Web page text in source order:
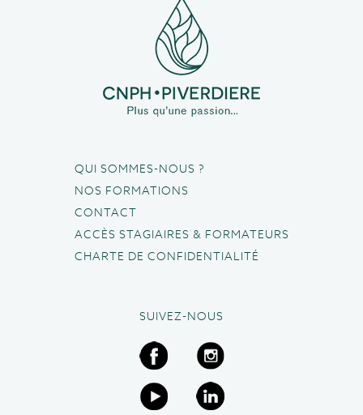
QUI SOMMES-NOUS ?
NOS FORMATIONS
CONTACT
ACCÈS STAGIAIRES & FORMATEURS
CHARTE DE CONFIDENTIALITÉ
SUIVEZ-NOUS